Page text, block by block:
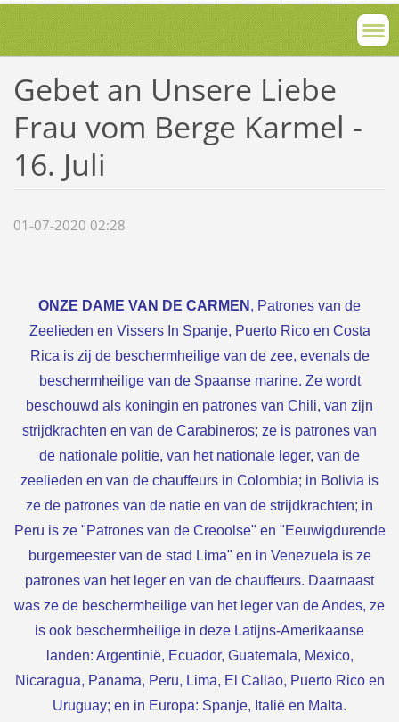
Gebet an Unsere Liebe
Frau vom Berge Karmel -
16. Juli
01-07-2020 02:28
ONZE DAME VAN DE CARMEN , Patrones van de
Zeelieden en Vissers In Spanje, Puerto Rico en Costa
Rica is zij de beschermheilige van de zee, evenals de
beschermheilige van de Spaanse marine. Ze wordt
beschouwd als koningin en patrones van Chili, van zijn
strijdkrachten en van de Carabineros; ze is patrones van
de nationale politie, van het nationale leger, van de
zeelieden en van de chauffeurs in Colombia; in Bolivia is
ze de patrones van de natie en van de strijdkrachten; in
Peru is ze "Patrones van de Creoolse" en "Eeuwigdurende
burgemeester van de stad Lima" en in Venezuela is ze
patrones van het leger en van de chauffeurs. Daarnaast
was ze de beschermheilige van het leger van de Andes, ze
is ook beschermheilige in deze Latijns-Amerikaanse
landen: Argentinië, Ecuador, Guatemala, Mexico,
Nicaragua, Panama, Peru, Lima, El Callao, Puerto Rico en
Uruguay; en in Europa: Spanje, Italië en Malta.